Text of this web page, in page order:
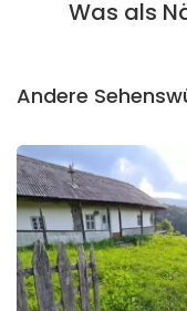
Was als
Andere